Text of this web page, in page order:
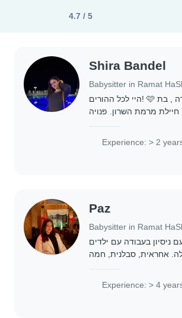
4.7 / 5
Shira Bandel
Babysitter in Ramat
היי לכל ההורים! 🩷 קוראים לי שירה , בת
חיילת מרמת השרון. פנויה
בחלק מהבקרים📅 ✨. קצת עליי: אני
Experience: > 2
Paz
Babysitter in Ramat
בת 24, עם ניסיון בעבודה עם ילדים
ומעלה. אחראית, סבלנית, חמה
אחר הצהריים, בערבים
Experience: > 4